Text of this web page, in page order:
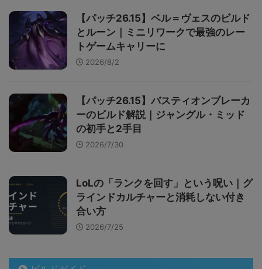
【パッチ26.15】ベル＝ヴェスのビルド
とルーン｜ミニリワークで最強のレー
トゲームキャリーに
2026/8/2
【パッチ26.15】バスティオンブレーカ
ーのビルド解説｜ジャングル・ミッド
の初手と2手目
2026/7/30
LoLの「ランクを回す」という呪い｜グ
ラインドカルチャーと消耗しない付き
合い方
2026/7/25